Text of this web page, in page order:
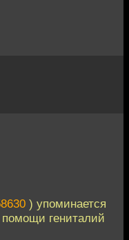
) упоминается
гениталий